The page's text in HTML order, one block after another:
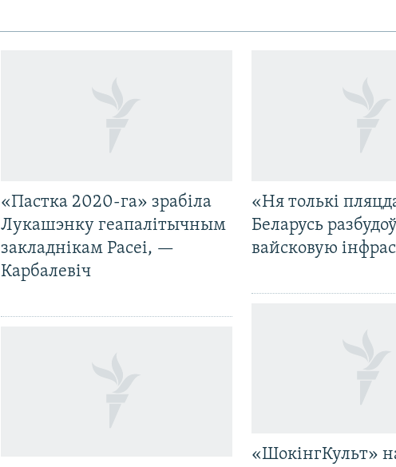
«Пастка 2020-га» зрабіла
Лукашэнку геапалітычным
закладнікам Расеі, —
Карбалевіч
«Ня толькі
Беларусь
вайсковую
«ШокінгКульт»